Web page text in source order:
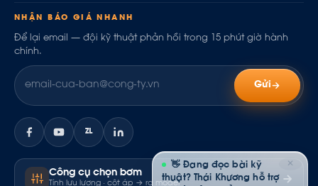
NHẬN BÁO GIÁ NHANH
Để lại email — đội kỹ thuật phản hồi trong 15 phút giờ hành
chính.
Gửi
ZL
Công cụ chọn bơm
Tính lưu lượng · cột áp → ra model
✕
👋 Đang đọc bài kỹ
thuật? Thái Khương hỗ trợ